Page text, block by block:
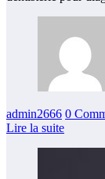
admin2666 0
Lire la suite